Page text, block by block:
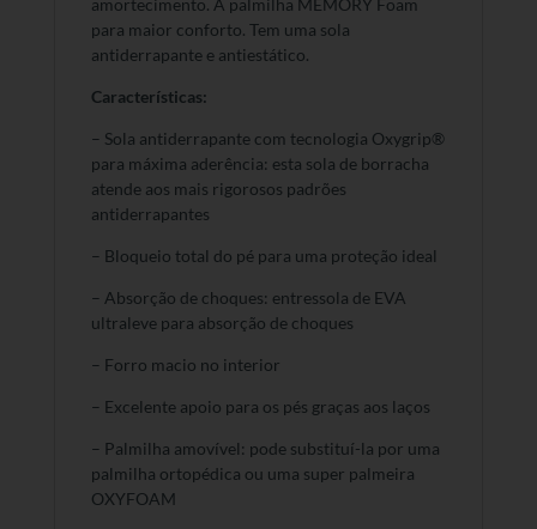
amortecimento. A palmilha MEMORY Foam
para maior conforto. Tem uma sola
antiderrapante e antiestático.
Características:
– Sola antiderrapante com tecnologia Oxygrip®
para máxima aderência: esta sola de borracha
atende aos mais rigorosos padrões
antiderrapantes
– Bloqueio total do pé para uma proteção ideal
– Absorção de choques: entressola de EVA
ultraleve para absorção de choques
– Forro macio no interior
– Excelente apoio para os pés graças aos laços
– Palmilha amovível: pode substituí-la por uma
palmilha ortopédica ou uma super palmeira
OXYFOAM